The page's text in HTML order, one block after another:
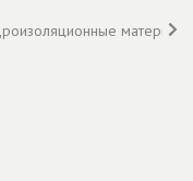
материалы